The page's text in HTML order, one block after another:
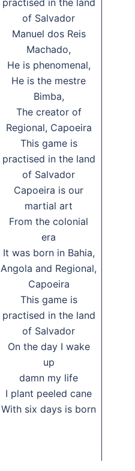
practised in the land
of Salvador
Manuel dos Reis
Machado,
He is phenomenal,
He is the mestre
Bimba,
The creator of
Regional, Capoeira
This game is
practised in the land
of Salvador
Capoeira is our
martial art
From the colonial
era
It was born in Bahia,
Angola and Regional,
Capoeira
This game is
practised in the land
of Salvador
On the day I wake
up
damn my life
I plant peeled cane
With six days is born